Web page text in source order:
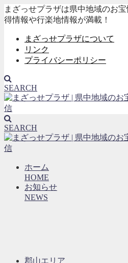
まざっせプラザは県中地域のお
得情報や行楽地情報が満載！
まざっせプラザについて
リンク
プライバシーポリシー
SEARCH
SEARCH
ホーム
HOME
お知らせ
NEWS
郡山エリア